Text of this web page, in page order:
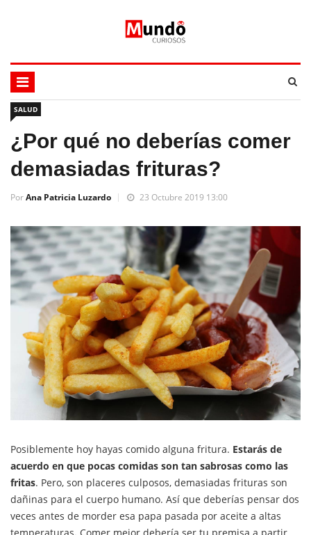
SALUD
¿Por qué no deberías comer
demasiadas frituras?
PorAna Patricia Luzardo 23 Octubre 2019 13:00
Posiblemente hoy hayas comido alguna fritura. Estarás de
acuerdo en que pocas comidas son tan sabrosas como las
fritas. Pero, son placeres culposos, demasiadas frituras son
dañinas para el cuerpo humano. Así que deberías pensar dos
veces antes de morder esa papa pasada por aceite a altas
temperaturas. Comer mejor debería ser tu premisa a partir